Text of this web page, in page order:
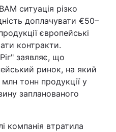
ситуація різко
доплачувати €50–
європейські
контракти.
заявляє, що
ринок, на який
тонн продукції у
запланованого
компанія втратила